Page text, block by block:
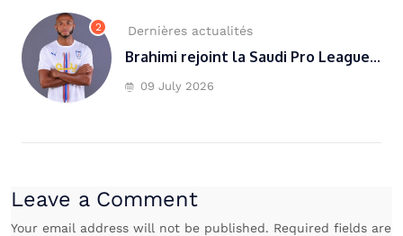
2 Dernières actualités
Brahimi rejoint la Saudi Pro League...
09 July 2026
Leave a Comment
Your email address will not be published. Required fields are